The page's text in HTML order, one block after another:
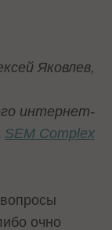
Яковлев,
интернет-
SEM Complex
очно